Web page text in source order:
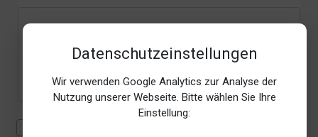
Datenschutzeinstellungen
Wir verwenden Google Analytics zur Analyse der
Nutzung unserer Webseite. Bitte wählen Sie Ihre
Einstellung: